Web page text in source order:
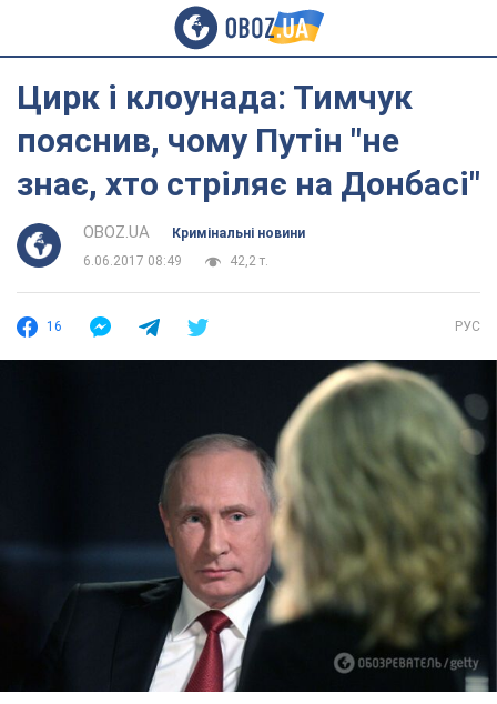
Цирк і клоунада: Тимчук
пояснив, чому Путін "не
знає, хто стріляє на Донбасі"
OBOZ.UA
Кримінальні новини
6.06.2017 08:49
42,2 т.
16 РУС